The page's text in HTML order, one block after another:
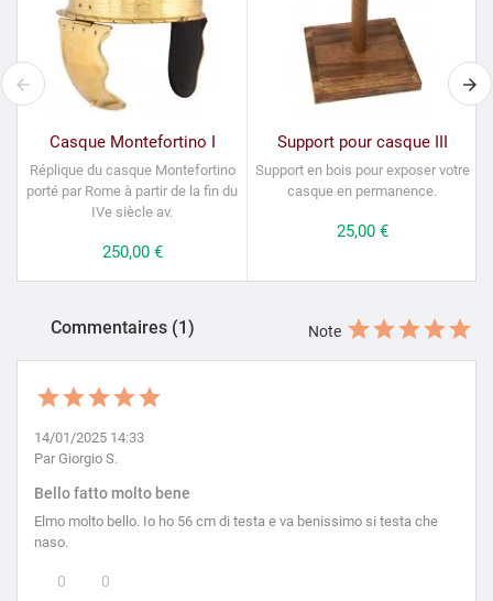
Casque Montefortino I
Réplique du casque Montefortino
porté par Rome à partir de la fin du
IVe siècle av.
Prix
250,00 €
Support pour casque III
Support en bois pour exposer votre
casque en permanence.
Prix
25,00 €
Commentaires (1) Note
14/01/2025 14:33
Par Giorgio S.
Bello fatto molto bene
Elmo molto bello. Io ho 56 cm di testa e va benissimo si testa che
naso.
0 0